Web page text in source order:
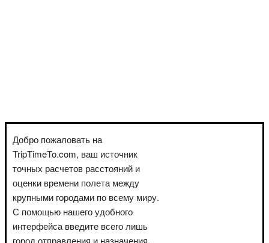
Добро пожаловать на
TripTimeTo.com, ваш источник
точных расчетов расстояний и
оценки времени полета между
крупными городами по всему миру.
С помощью нашего удобного
интерфейса введите всего лишь
город отправления и назначения,